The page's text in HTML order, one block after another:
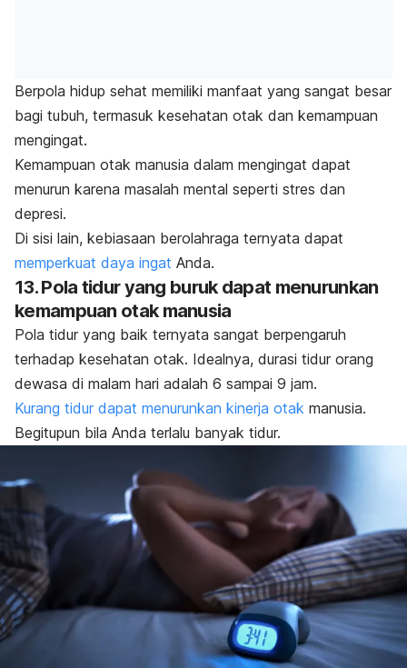
Berpola hidup sehat memiliki manfaat yang sangat besar
bagi tubuh, termasuk kesehatan otak dan kemampuan
mengingat.
Kemampuan otak manusia dalam mengingat dapat
menurun karena masalah mental seperti stres dan
depresi.
Di sisi lain, kebiasaan berolahraga ternyata dapat
memperkuat daya ingat Anda.
13. Pola tidur yang buruk dapat menurunkan
kemampuan otak manusia
Pola tidur yang baik ternyata sangat berpengaruh
terhadap kesehatan otak. Idealnya, durasi tidur orang
dewasa di malam hari adalah 6 sampai 9 jam.
Kurang tidur dapat menurunkan kinerja otak manusia.
Begitupun bila Anda terlalu banyak tidur.